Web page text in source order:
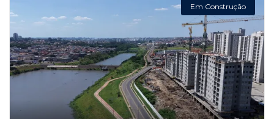
Em Construção